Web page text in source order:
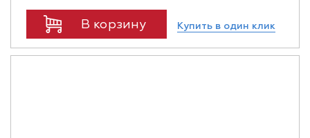
В корзину Купить в один клик